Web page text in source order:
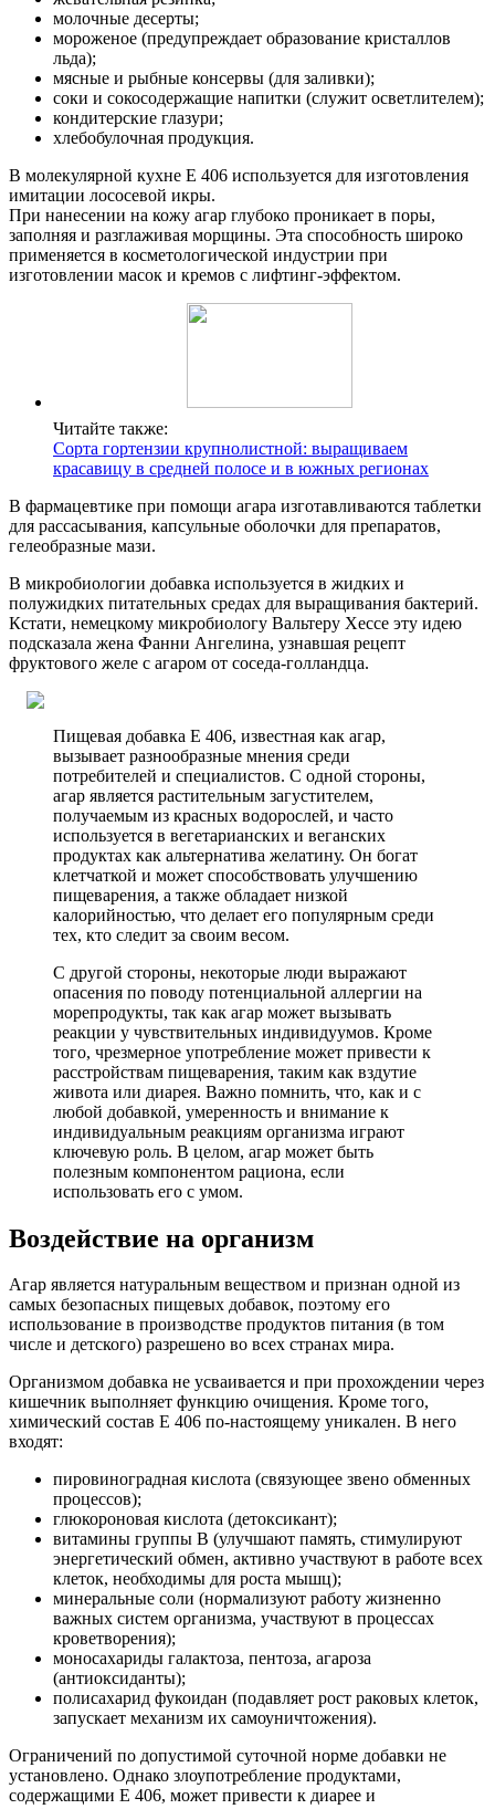
молочные десерты;
мороженое (предупреждает образование кристаллов
льда);
мясные и рыбные консервы (для заливки);
соки и сокосодержащие напитки (служит осветлителем);
кондитерские глазури;
хлебобулочная продукция.
В молекулярной кухне E 406 используется для изготовления
имитации лососевой икры.
При нанесении на кожу агар глубоко проникает в поры,
заполняя и разглаживая морщины. Эта способность широко
применяется в косметологической индустрии при
изготовлении масок и кремов с лифтинг-эффектом.
Читайте также:
Сорта гортензии крупнолистной: выращиваем
красавицу в средней полосе и в южных регионах
В фармацевтике при помощи агара изготавливаются таблетки
для рассасывания, капсульные оболочки для препаратов,
гелеобразные мази.
В микробиологии добавка используется в жидких и
полужидких питательных средах для выращивания бактерий.
Кстати, немецкому микробиологу Вальтеру Хессе эту идею
подсказала жена Фанни Ангелина, узнавшая рецепт
фруктового желе с агаром от соседа-голландца.
Пищевая добавка Е 406, известная как агар,
вызывает разнообразные мнения среди
потребителей и специалистов. С одной стороны,
агар является растительным загустителем,
получаемым из красных водорослей, и часто
используется в вегетарианских и веганских
продуктах как альтернатива желатину. Он богат
клетчаткой и может способствовать улучшению
пищеварения, а также обладает низкой
калорийностью, что делает его популярным среди
тех, кто следит за своим весом.
С другой стороны, некоторые люди выражают
опасения по поводу потенциальной аллергии на
морепродукты, так как агар может вызывать
реакции у чувствительных индивидуумов. Кроме
того, чрезмерное употребление может привести к
расстройствам пищеварения, таким как вздутие
живота или диарея. Важно помнить, что, как и с
любой добавкой, умеренность и внимание к
индивидуальным реакциям организма играют
ключевую роль. В целом, агар может быть
полезным компонентом рациона, если
использовать его с умом.
Воздействие на организм
Агар является натуральным веществом и признан одной из
самых безопасных пищевых добавок, поэтому его
использование в производстве продуктов питания (в том
числе и детского) разрешено во всех странах мира.
Организмом добавка не усваивается и при прохождении через
кишечник выполняет функцию очищения. Кроме того,
химический состав E 406 по-настоящему уникален. В него
входят:
пировиноградная кислота (связующее звено обменных
процессов);
глюкороновая кислота (детоксикант);
витамины группы B (улучшают память, стимулируют
энергетический обмен, активно участвуют в работе всех
клеток, необходимы для роста мышц);
минеральные соли (нормализуют работу жизненно
важных систем организма, участвуют в процессах
кроветворения);
моносахариды галактоза, пентоза, агароза
(антиоксиданты);
полисахарид фукоидан (подавляет рост раковых клеток,
запускает механизм их самоуничтожения).
Ограничений по допустимой суточной норме добавки не
установлено. Однако злоупотребление продуктами,
содержащими E 406, может привести к диарее и